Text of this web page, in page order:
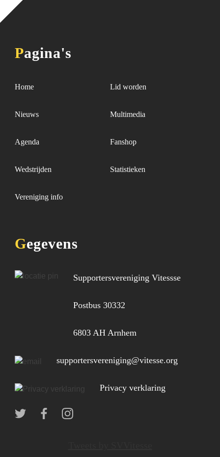
Pagina's
Home
Nieuws
Agenda
Wedstrijden
Vereniging info
Lid worden
Multimedia
Fanshop
Statistieken
Gegevens
Supportersvereniging Vitessse
Postbus 30332
6803 AH Arnhem
supportersvereniging@vitesse.org
Privacy verklaring